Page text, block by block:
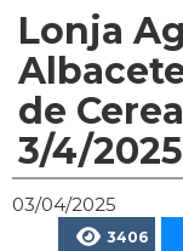
Lonja
de
3/4/
03/04/2025
3406